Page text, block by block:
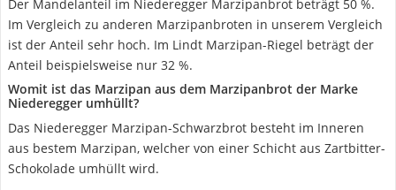
Der Mandelanteil im Niederegger Marzipanbrot beträgt 50 %.
Im Vergleich zu anderen Marzipanbroten in unserem Vergleich
ist der Anteil sehr hoch. Im Lindt Marzipan-Riegel beträgt der
Anteil beispielsweise nur 32 %.
Womit ist das Marzipan aus dem Marzipanbrot der Marke
Niederegger umhüllt?
Das Niederegger Marzipan-Schwarzbrot besteht im Inneren
aus bestem Marzipan, welcher von einer Schicht aus Zartbitter-
Schokolade umhüllt wird.